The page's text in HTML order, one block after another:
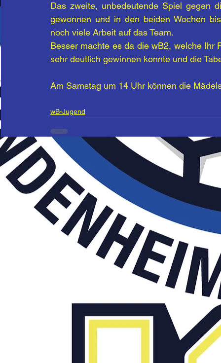
Das zweite, unbedeutende Spiel gegen
gewonnen und in den beiden Wochen
noch viele Arbeit auf das Team.
Besser machte es da die wB2, welche Ihr
sehr deutlich gewinnen konnte und die
Am Samstag um 14 Uhr können die
wB-Jugend